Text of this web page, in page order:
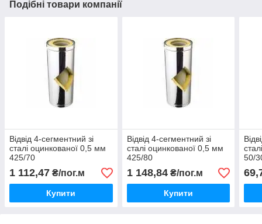
Подібні товари компанії
Відвід 4-сегментний зі
сталі оцинкованої 0,5 мм
425/70
1 112,47 ₴/пог.м
Купити
Відвід 4-сегментний зі
сталі оцинкованої 0,5 мм
425/80
1 148,84₴/пог.м
Купити
50/